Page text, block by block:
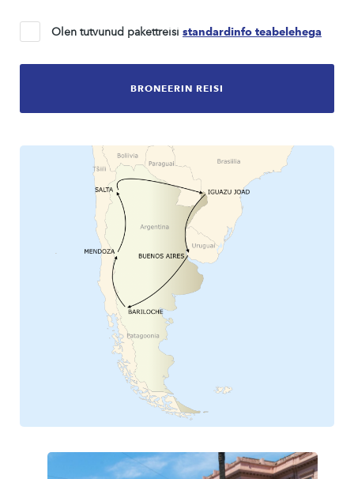
Olen tutvunud pakettreisi standardinfo teabelehega